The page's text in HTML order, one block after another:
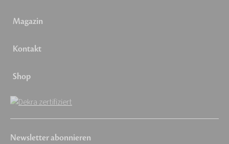
Magazin
Kontakt
Shop
Newsletter abonnieren